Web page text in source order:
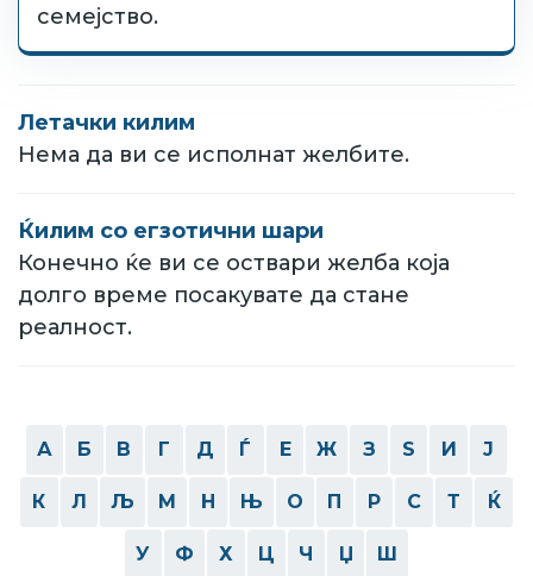
семејство.
Летачки килим
Нема да ви се исполнат желбите.
Ќилим со егзотични шари
Конечно ќе ви се оствари желба која
долго време посакувате да стане
реалност.
А Б В Г Д Ѓ Е Ж З Ѕ И Ј
К Л Љ М Н Њ О П Р С Т Ќ
У Ф Х Ц Ч Џ Ш